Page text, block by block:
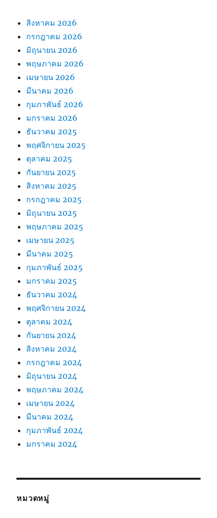
สิงหาคม 2026
กรกฎาคม 2026
มิถุนายน 2026
พฤษภาคม 2026
เมษายน 2026
มีนาคม 2026
กุมภาพันธ์ 2026
มกราคม 2026
ธันวาคม 2025
พฤศจิกายน 2025
ตุลาคม 2025
กันยายน 2025
สิงหาคม 2025
กรกฎาคม 2025
มิถุนายน 2025
พฤษภาคม 2025
เมษายน 2025
มีนาคม 2025
กุมภาพันธ์ 2025
มกราคม 2025
ธันวาคม 2024
พฤศจิกายน 2024
ตุลาคม 2024
กันยายน 2024
สิงหาคม 2024
กรกฎาคม 2024
มิถุนายน 2024
พฤษภาคม 2024
เมษายน 2024
มีนาคม 2024
กุมภาพันธ์ 2024
มกราคม 2024
หมวดหมู่